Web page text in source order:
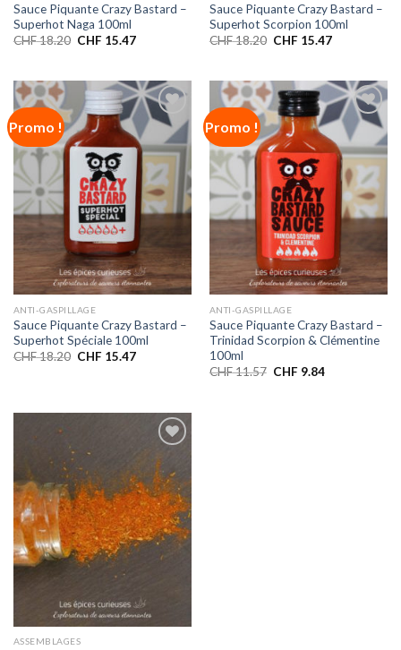
Sauce Piquante Crazy Bastard –
Superhot Naga 100ml
CHF18.20 CHF 15.47
Sauce Piquante Crazy Bastard –
Superhot Scorpion 100ml
CHF18.20 CHF 15.47
Promo !
Ajouter
à la liste
de
souhaits
ANTI-GASPILLAGE
Sauce Piquante Crazy Bastard –
Superhot Spéciale 100ml
CHF18.20 CHF 15.47
Promo !
Ajouter
à la liste
de
souhaits
ANTI-GASPILLAGE
Sauce Piquante Crazy Bastard –
Trinidad Scorpion & Clémentine
100ml
CHF11.57 CHF 9.84
Ajouter
à la liste
de
souhaits
ASSEMBLAGES